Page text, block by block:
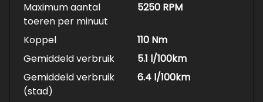
Maximum aantal
toeren per minuut
5250 RPM
Koppel
110 Nm
Gemiddeld verbruik
5.1 l/100km
Gemiddeld verbruik
(stad)
6.4 l/100km